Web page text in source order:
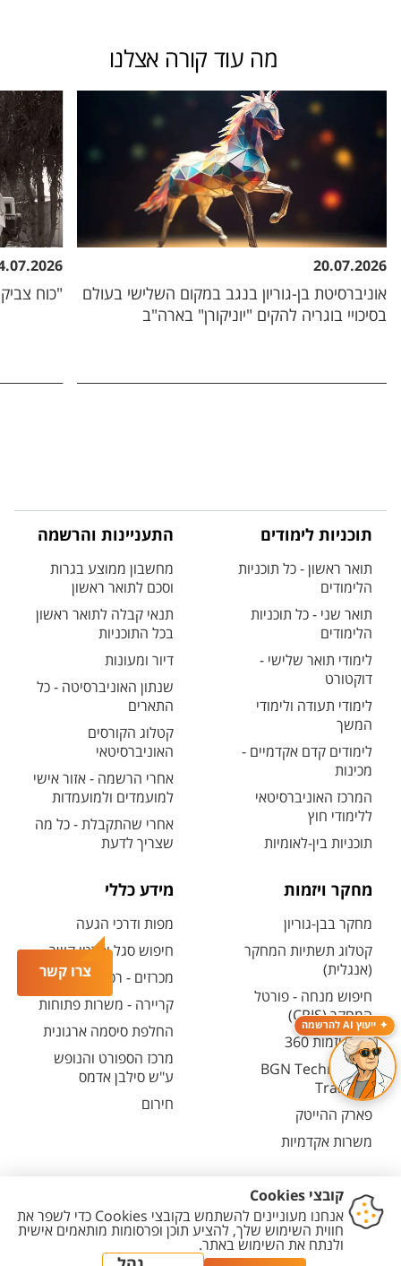
צרו קשר
ייעוץ AI להרשמה
מה עוד קורה אצלנו
20.07.2026
אוניברסיטת בן-גוריון בנגב במקום השלישי בעולם
בסיכויי בוגריה להקים "יוניקורן" בארה"ב
"כוח
תוכניות לימודים
תואר ראשון - כל תוכניות
הלימודים
תואר שני - כל תוכניות
הלימודים
לימודי תואר שלישי -
דוקטורט
לימודי תעודה ולימודי
המשך
לימודים קדם אקדמיים -
מכינות
המרכז האוניברסיטאי
ללימודי חוץ
תוכניות בין-לאומיות
התעניינות והרשמה
מחשבון ממוצע בגרות
וסכם לתואר ראשון
תנאי קבלה לתואר ראשון
בכל התוכניות
דיור ומעונות
שנתון האוניברסיטה - כל
התארים
קטלוג הקורסים
האוניברסיטאי
אחרי הרשמה - אזור אישי
למועמדים ולמועמדות
אחרי שהתקבלת - כל מה
שצריך לדעת
מחקר ויזמות
מחקר בבן-גוריון
קטלוג תשתיות המחקר
(אנגלית)
חיפוש מנחה - פורטל
המחקר (CRIS)
מרכז יזמות 360
BGN Technology
Transfer
פארק ההייטק
משרות אקדמיות
מידע כללי
מפות ודרכי הגעה
חיפוש סגל ופרטי קשר
מכרזים - רכש ובינוי
קריירה - משרות פתוחות
החלפת סיסמה ארגונית
מרכז הספורט והנופש
ע"ש סילבן אדמס
חירום